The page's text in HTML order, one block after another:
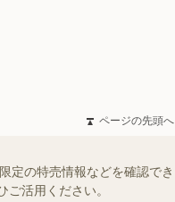
ページの先頭へ
定の特売情報などを確認でき
活用ください。